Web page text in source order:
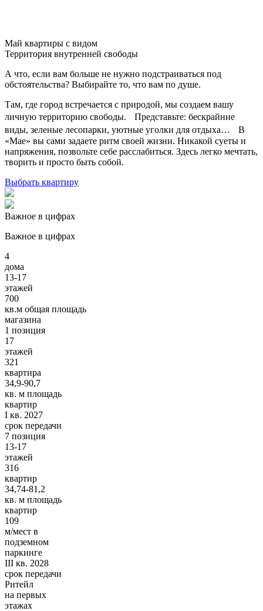
Май квартиры с видом
Территория внутренней свободы
А что, если вам больше не нужно подстраиваться под
обстоятельства? Выбирайте то, что вам по душе.
Там, где город встречается с природой, мы создаем вашу
личную территорию свободы. Представьте: бескрайние
виды, зеленые лесопарки, уютные уголки для отдыха… В
«Мае» вы сами задаете ритм своей жизни. Никакой суеты и
напряжения, позвольте себе расслабиться. Здесь легко мечтать,
творить и просто быть собой.
Выбрать квартиру
Важное в цифрах
Важное в цифрах
4
дома
13-17
этажей
700
кв.м общая площадь
магазина
1 позиция
17
этажей
321
квартира
34,9-90,7
кв. м площадь
квартир
I кв. 2027
срок передачи
7 позиция
13-17
этажей
316
квартир
34,74-81,2
кв. м площадь
квартир
109
м/мест в
подземном
паркинге
III кв. 2028
срок передачи
Ритейл
на первых
этажах